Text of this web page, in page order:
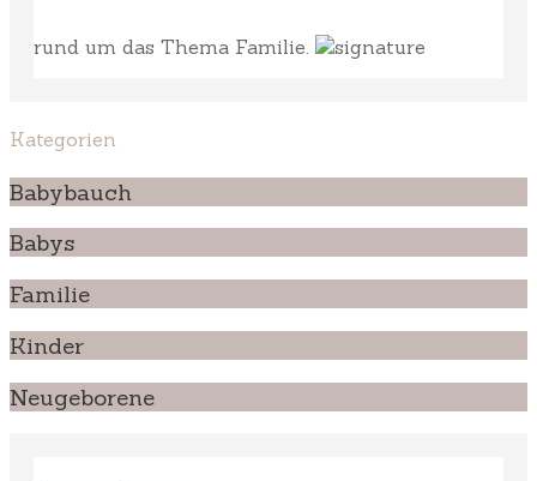
rund um das Thema Familie.
Kategorien
Babybauch
Babys
Familie
Kinder
Neugeborene